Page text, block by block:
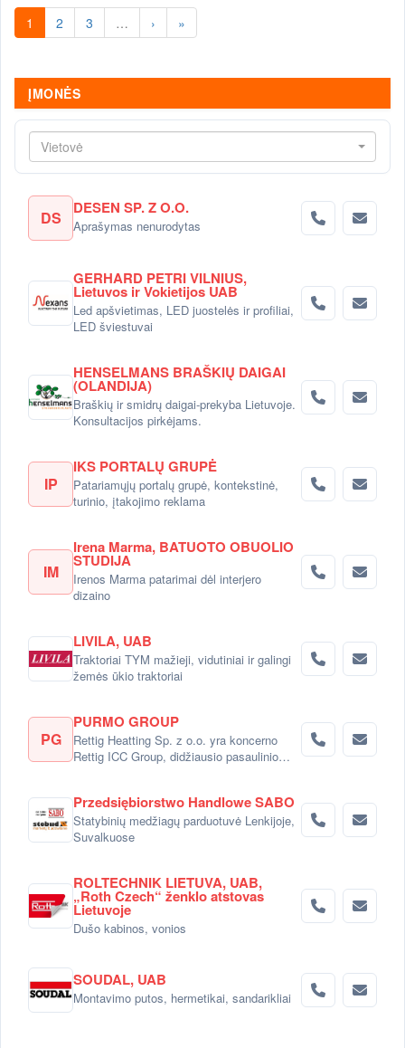
1 2 3 … › »
ĮMONĖS
Vietovė
DS DESEN SP. Z O.O.
Aprašymas nenurodytas
GERHARD PETRI VILNIUS,
Lietuvos ir Vokietijos UAB
Led apšvietimas, LED juostelės ir profiliai,
LED šviestuvai
HENSELMANS BRAŠKIŲ DAIGAI
(OLANDIJA)
Braškių ir smidrų daigai-prekyba Lietuvoje.
Konsultacijos pirkėjams.
IP
IKS PORTALŲ GRUPĖ
Patariamųjų portalų grupė, kontekstinė,
turinio, įtakojimo reklama
IM
Irena Marma, BATUOTO OBUOLIO
STUDIJA
Irenos Marma patarimai dėl interjero
dizaino
LIVILA, UAB
Traktoriai TYM mažieji, vidutiniai ir galingi
žemės ūkio traktoriai
PG
PURMO GROUP
Rettig Heatting Sp. z o.o. yra koncerno
Rettig ICC Group, didžiausio pasaulinio
Przedsiębiorstwo Handlowe SABO
Statybinių medžiagų parduotuvė Lenkijoje,
Suvalkuose
ROLTECHNIK LIETUVA, UAB,
„Roth Czech“ ženklo atstovas
Lietuvoje
Dušo kabinos, vonios
SOUDAL, UAB
Montavimo putos, hermetikai, sandarikliai